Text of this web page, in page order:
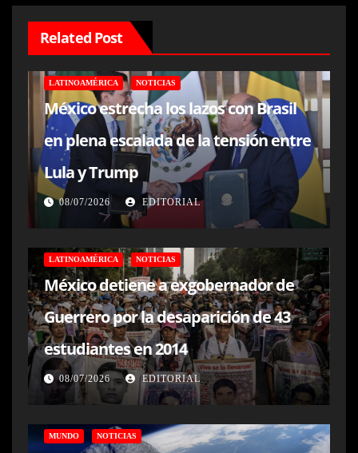
Related Post
LATINOAMÉRICA NOTICIAS
México estrecha los lazos con Brasil
en plena escalada de la tensión entre
Lula y Trump
08/07/2026 EDITORIAL
LATINOAMÉRICA NOTICIAS
México detiene a exgobernador de
Guerrero por la desaparición de 43
estudiantes en 2014
08/07/2026 EDITORIAL
MUNDO NOTICIAS